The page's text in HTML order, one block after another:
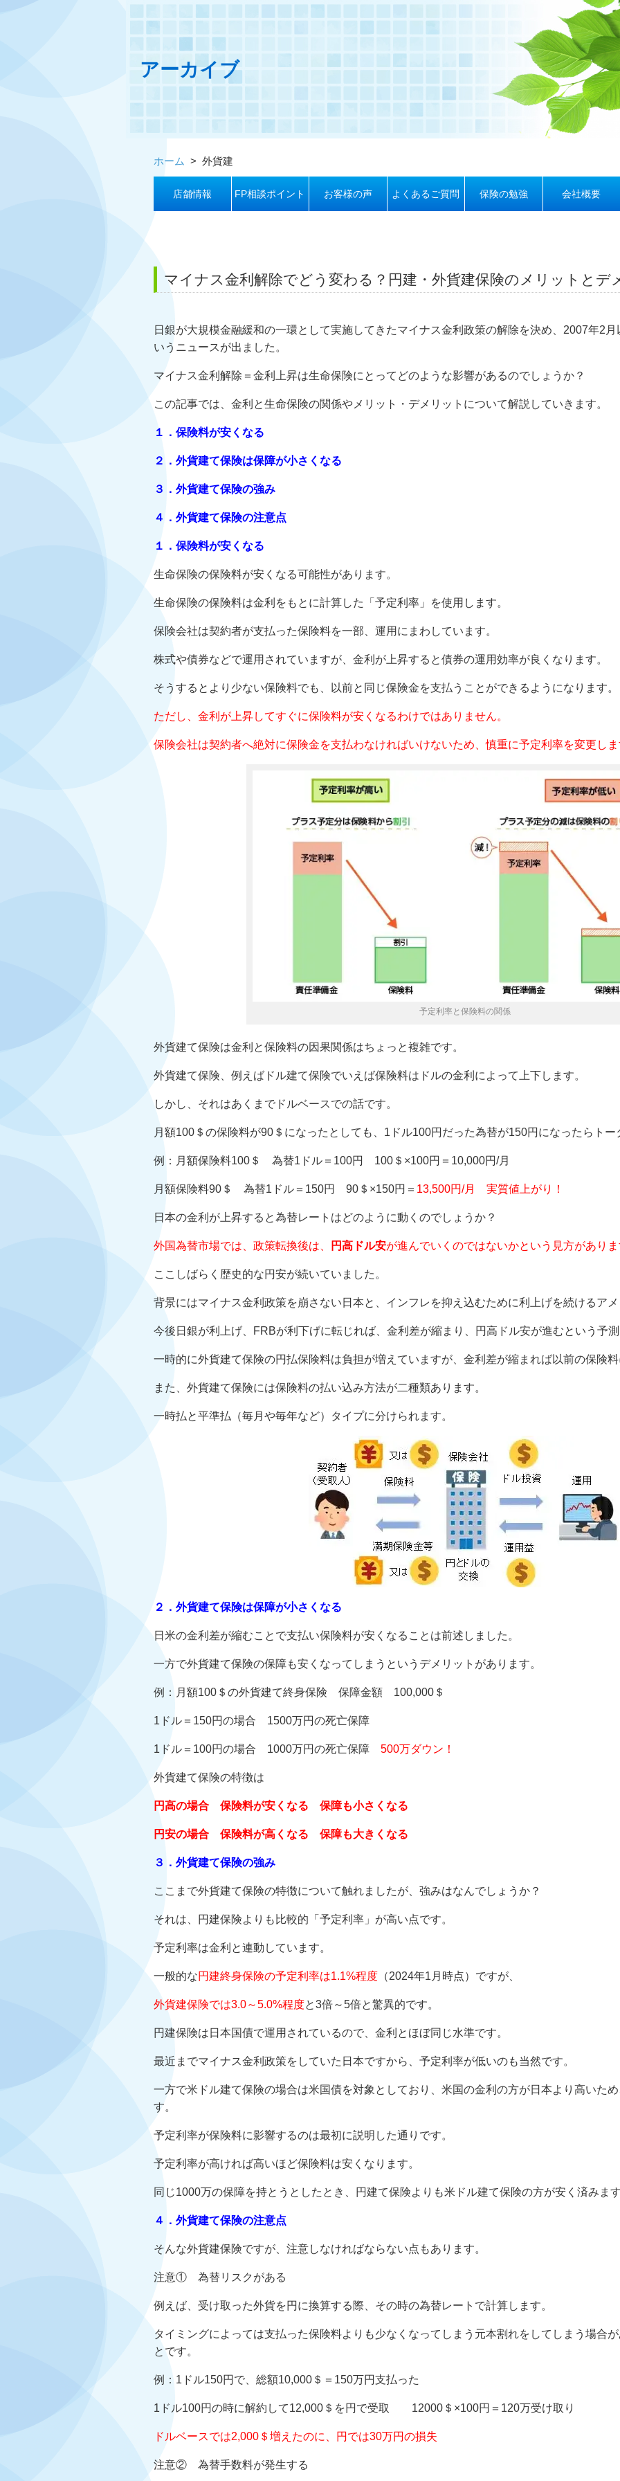
アーカイブ
ホーム > 外貨建
店舗情報 FP相談ポイント お客様の声 よくあるご質問 保険の勉強 会社概要
マイナス金利解除でどう変わる？円建・外貨建保険のメリットとデ
日銀が大規模金融緩和の一環として実施してきたマイナス金利政策の解除を決め、2007年2
いうニュースが出ました。
マイナス金利解除＝金利上昇は生命保険にとってどのような影響があるのでしょうか？
この記事では、金利と生命保険の関係やメリット・デメリットについて解説していきます。
１．保険料が安くなる
２．外貨建て保険は保障が小さくなる
３．外貨建て保険の強み
４．外貨建て保険の注意点
１．保険料が安くなる
生命保険の保険料が安くなる可能性があります。
生命保険の保険料は金利をもとに計算した「予定利率」を使用します。
保険会社は契約者が支払った保険料を一部、運用にまわしています。
株式や債券などで運用されていますが、金利が上昇すると債券の運用効率が良くなります。
そうするとより少ない保険料でも、以前と同じ保険金を支払うことができるようになります。
ただし、金利が上昇してすぐに保険料が安くなるわけではありません。
保険会社は契約者へ絶対に保険金を支払わなければいけないため、慎重に予定利率を変更し
予定利率と保険料の関係
外貨建て保険は金利と保険料の因果関係はちょっと複雑です。
外貨建て保険、例えばドル建て保険でいえば保険料はドルの金利によって上下します。
しかし、それはあくまでドルベースでの話です。
月額100＄の保険料が90＄になったとしても、1ドル100円だった為替が150円になったらト
例：月額保険料100＄ 為替1ドル＝100円 100＄×100円＝10,000円/月
月額保険料90＄ 為替1ドル＝150円 90＄×150円＝ 13,500円/月 実質値上がり！
日本の金利が上昇すると為替レートはどのように動くのでしょうか？
外国為替市場では、政策転換後は、 円高ドル安が進んでいくのではないかという見方があり
ここしばらく歴史的な円安が続いていました。
背景にはマイナス金利政策を崩さない日本と、インフレを抑え込むために利上げを続けるア
今後日銀が利上げ、FRBが利下げに転じれば、金利差が縮まり、円高ドル安が進むという予
一時的に外貨建て保険の円払保険料は負担が増えていますが、金利差が縮まれば以前の保険
また、外貨建て保険には保険料の払い込み方法が二種類あります。
一時払と平準払（毎月や毎年など）タイプに分けられます。
２．外貨建て保険は保障が小さくなる
日米の金利差が縮むことで支払い保険料が安くなることは前述しました。
一方で外貨建て保険の保障も安くなってしまうというデメリットがあります。
例：月額100＄の外貨建て終身保険 保障金額 100,000＄
1ドル＝150円の場合 1500万円の死亡保障
1ドル＝100円の場合 1000万円の死亡保障 500万ダウン！
外貨建て保険の特徴は
円高の場合 保険料が安くなる 保障も小さくなる
円安の場合 保険料が高くなる 保障も大きくなる
３．外貨建て保険の強み
ここまで外貨建て保険の特徴について触れましたが、強みはなんでしょうか？
それは、円建保険よりも比較的「予定利率」が高い点です。
予定利率は金利と連動しています。
一般的な円建終身保険の予定利率は1.1%程度 （2024年1月時点）ですが、
外貨建保険では3.0～5.0%程度と3倍～5倍と驚異的です。
円建保険は日本国債で運用されているので、金利とほぼ同じ水準です。
最近までマイナス金利政策をしていた日本ですから、予定利率が低いのも当然です。
一方で米ドル建て保険の場合は米国債を対象としており、米国の金利の方が日本より高いた
す。
予定利率が保険料に影響するのは最初に説明した通りです。
予定利率が高ければ高いほど保険料は安くなります。
同じ1000万の保障を持とうとしたとき、円建て保険よりも米ドル建て保険の方が安く済みま
４．外貨建て保険の注意点
そんな外貨建保険ですが、注意しなければならない点もあります。
注意① 為替リスクがある
例えば、受け取った外貨を円に換算する際、その時の為替レートで計算します。
タイミングによっては支払った保険料よりも少なくなってしまう元本割れをしてしまう場合
とです。
例：1ドル150円で、総額10,000＄＝150万円支払った
1ドル100円の時に解約して12,000＄を円で受取 12000＄×100円＝120万受け取り
ドルベースでは2,000＄増えたのに、円では30万円の損失
注意② 為替手数料が発生する